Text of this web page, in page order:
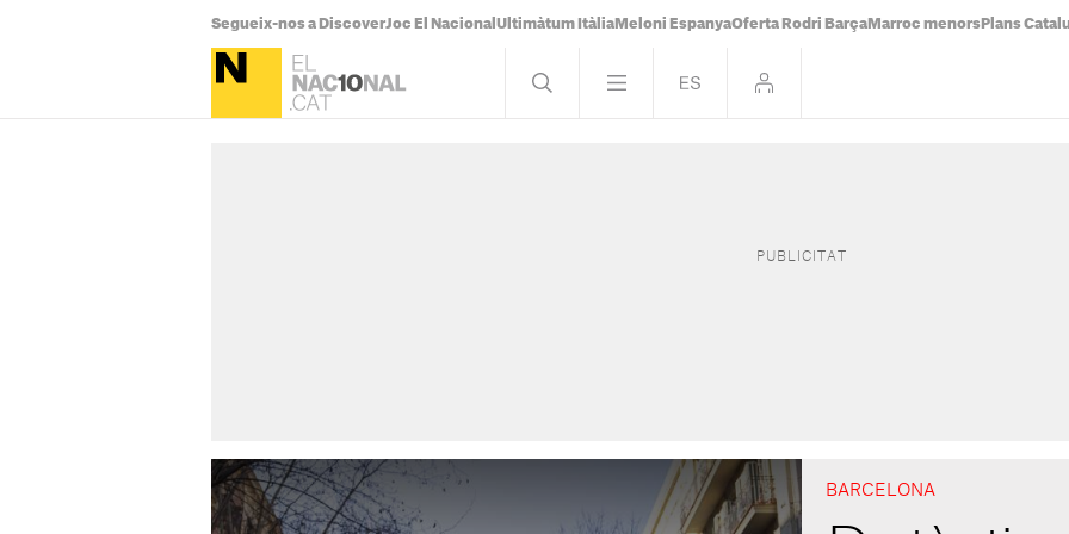
Segueix-nos a DiscoverJoc El Nacional Ultimàtum Itàlia Meloni EspanyaOferta Rodri Barça Marroc menors Plans
BARCELONA